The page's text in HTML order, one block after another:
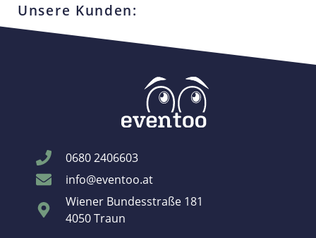
Unsere Kunden:
0680 2406603
info@eventoo.at
Wiener Bundesstraße 181
4050 Traun